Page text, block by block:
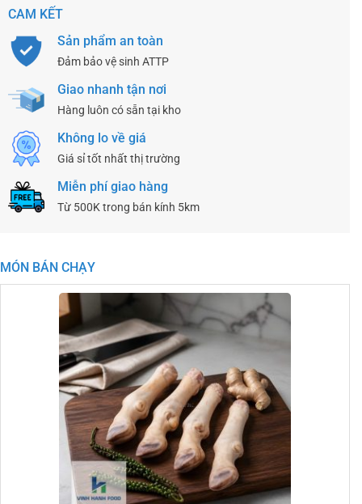
CAM KẾT
Sản phẩm an toàn
Đảm bảo vệ sinh ATTP
Giao nhanh tận nơi
Hàng luôn có sẵn tại kho
Không lo về giá
Giá sỉ tốt nhất thị trường
Miễn phí giao hàng
Từ 500K trong bán kính 5km
MÓN BÁN CHẠY